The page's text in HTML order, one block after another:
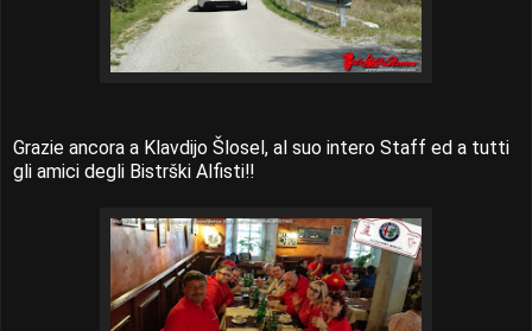
Grazie ancora a Klavdijo Šlosel, al suo intero Staff ed a tutti
gli amici degli Bistrški Alfisti!!